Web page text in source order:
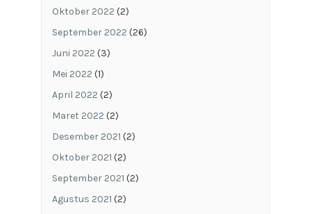
Oktober 2022 (2)
September 2022 (26)
Juni 2022 (3)
Mei 2022 (1)
April 2022 (2)
Maret 2022 (2)
Desember 2021 (2)
Oktober 2021 (2)
September 2021 (2)
Agustus 2021 (2)